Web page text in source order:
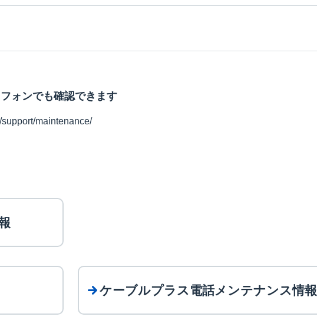
ォンでも確認できます
maintenance/
ケーブルプラス電話メンテナンス情報